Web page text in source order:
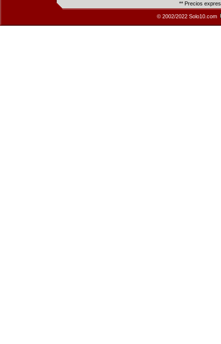
** Precios
© 2002/2022 Solo10.com